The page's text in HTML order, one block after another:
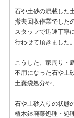
石や土砂の混載した
撤去回収作業でした
スタッフで迅速丁寧
行わせて頂きました。
こうした、家周り・
不用になった石や土
土嚢袋処分や、
石や土砂入りの状態
植木鉢廃棄処理・処